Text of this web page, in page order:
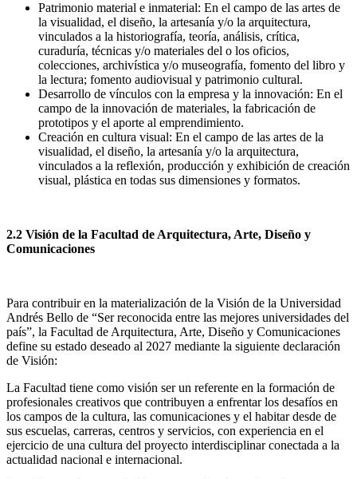
Patrimonio material e inmaterial: En el campo de las artes de
la visualidad, el diseño, la artesanía y/o la arquitectura,
vinculados a la historiografía, teoría, análisis, crítica,
curaduría, técnicas y/o materiales del o los oficios,
colecciones, archivística y/o museografía, fomento del libro y
la lectura; fomento audiovisual y patrimonio cultural.
Desarrollo de vínculos con la empresa y la innovación: En el
campo de la innovación de materiales, la fabricación de
prototipos y el aporte al emprendimiento.
Creación en cultura visual: En el campo de las artes de la
visualidad, el diseño, la artesanía y/o la arquitectura,
vinculados a la reflexión, producción y exhibición de creación
visual, plástica en todas sus dimensiones y formatos.
2.2 Visión de la Facultad de Arquitectura, Arte, Diseño y
Comunicaciones
Para contribuir en la materialización de la Visión de la Universidad
Andrés Bello de “Ser reconocida entre las mejores universidades del
país”, la Facultad de Arquitectura, Arte, Diseño y Comunicaciones
define su estado deseado al 2027 mediante la siguiente declaración
de Visión:
La Facultad tiene como visión ser un referente en la formación de
profesionales creativos que contribuyen a enfrentar los desafíos en
los campos de la cultura, las comunicaciones y el habitar desde de
sus escuelas, carreras, centros y servicios, con experiencia en el
ejercicio de una cultura del proyecto interdisciplinar conectada a la
actualidad nacional e internacional.